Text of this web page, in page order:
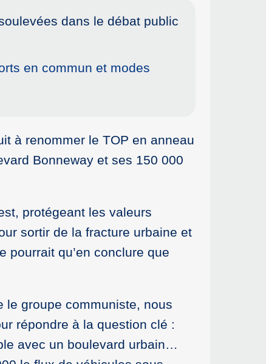
dans le débat public
en commun et modes
à renommer le TOP en anneau
Bonneway et ses 150 000
protégeant les valeurs
sortir de la fracture urbaine et
pourrait qu’en conclure que
le groupe communiste, nous
répondre à la question clé :
avec un boulevard urbain…